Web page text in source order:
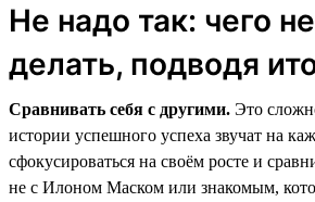
Не надо так: чего
делать, подводя
Сравнивать себя с другими. Это
истории успешного успеха звучат на
сфокусироваться на своём росте и
не с Илоном Маском или знакомым,